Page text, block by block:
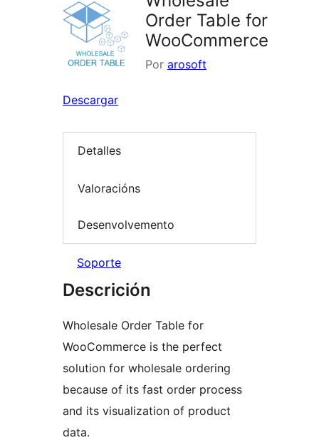
Order Table for
WooCommerce
Por arosoft
Descargar
Detalles
Valoracións
Desenvolvemento
Soporte
Descrición
Wholesale Order Table for
WooCommerce is the perfect
solution for wholesale ordering
because of its fast order process
and its visualization of product
data.